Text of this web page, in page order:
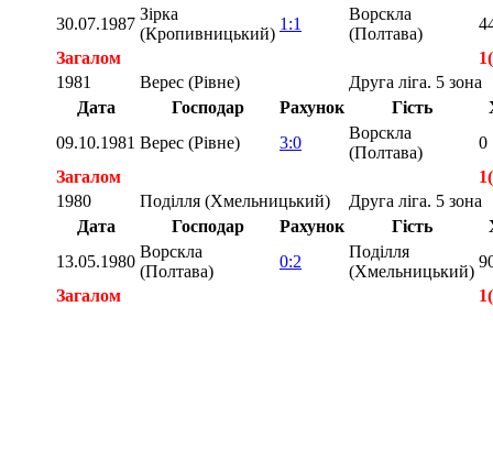
30.07.1987
Зірка
(Кропивницький)
1:1
Ворскла
(Полтава)
Загалом
1981
Верес (Рівне)
Друга ліга. 5 зона
Дата
Господар Рахунок Гість
09.10.1981 Верес (Рівне) 3:0
Ворскла
(Полтава)
0
Загалом
1980
Поділля (Хмельницький)
Друга ліга. 5 зона
Дата
Господар Рахунок Гість
13.05.1980
Ворскла
(Полтава)
0:2
Поділля
(Хмельницький)
Загалом